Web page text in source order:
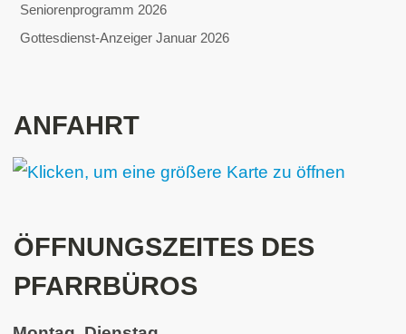
Seniorenprogramm 2026
Gottesdienst-Anzeiger Januar 2026
ANFAHRT
ÖFFNUNGSZEITES DES
PFARRBÜROS